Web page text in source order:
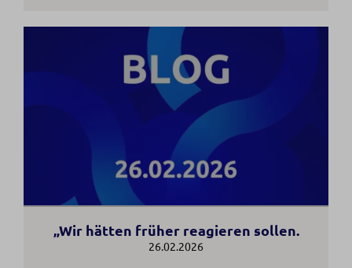
„Wir hätten früher reagieren sollen.
26.02.2026